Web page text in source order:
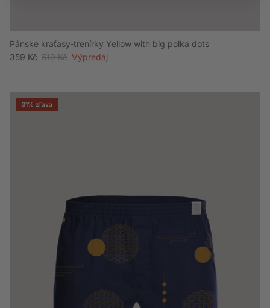
Pánske kraťasy-trenírky Yellow with big polka dots
Akciová cena
359 Kč Bežná cena
519 Kč Výpredaj
31% zľava